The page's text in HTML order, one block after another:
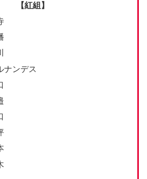
【紅組】
ンデス